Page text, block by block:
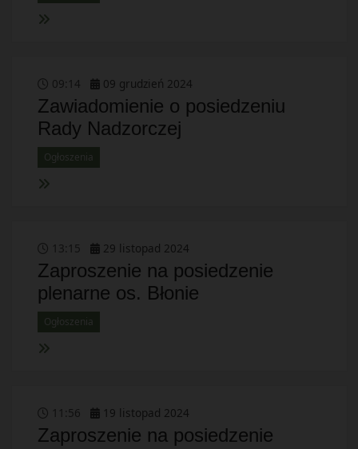
09 14 09 grudzień 2024
Zawiadomienie o posiedzeniu
Rady Nadzorczej
Ogłoszenia
13 15 29 listopad 2024
Zaproszenie na posiedzenie
plenarne os. Błonie
Ogłoszenia
56 19 listopad 2024
Zaproszenie na posiedzenie